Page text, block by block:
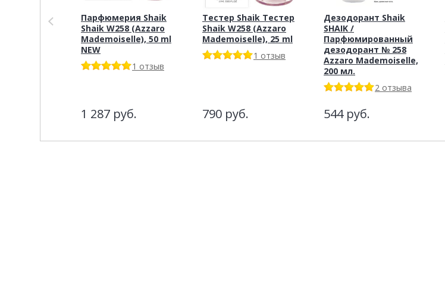
Парфюмерия Shaik
Shaik W258 (Azzaro
Mademoiselle), 50 ml
NEW
1 отзыв
1 287 руб.
Тестер Shaik Тестер
Shaik W258 (Azzaro
Mademoiselle), 25 ml
1 отзыв
790 руб.
Дезодорант Shaik
SHAIK /
Парфюмированный
дезодорант № 258
Azzaro Mademoiselle,
200 мл.
2 отзыва
544 руб.